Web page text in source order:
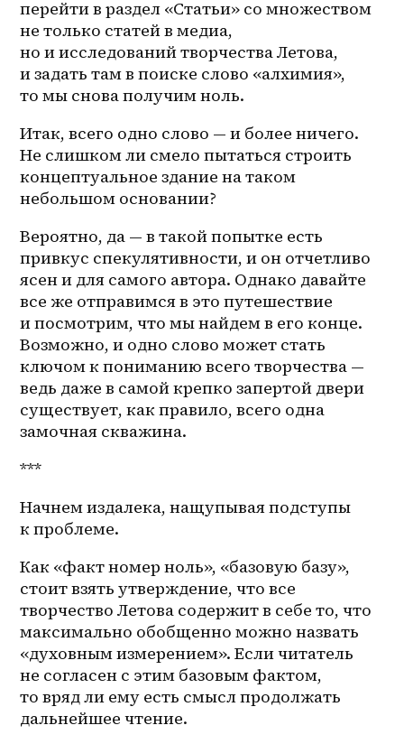
перейти в раздел «Статьи» со множеством
не только статей в медиа,
но и исследований творчества Летова,
и задать там в поиске слово «алхимия»,
то мы снова получим ноль.
Итак, всего одно слово — и более ничего.
Не слишком ли смело пытаться строить
концептуальное здание на таком
небольшом основании?
Вероятно, да — в такой попытке есть
привкус спекулятивности, и он отчетливо
ясен и для самого автора. Однако давайте
все же отправимся в это путешествие
и посмотрим, что мы найдем в его конце.
Возможно, и одно слово может стать
ключом к пониманию всего творчества —
ведь даже в самой крепко запертой двери
существует, как правило, всего одна
замочная скважина.
***
Начнем издалека, нащупывая подступы
к проблеме.
Как «факт номер ноль», «базовую базу»,
стоит взять утверждение, что все
творчество Летова содержит в себе то, что
максимально обобщенно можно назвать
«духовным измерением». Если читатель
не согласен с этим базовым фактом,
то вряд ли ему есть смысл продолжать
дальнейшее чтение.